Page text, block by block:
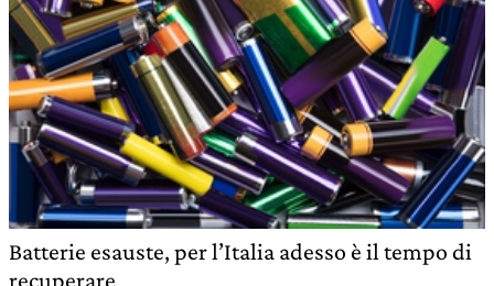
Batterie esauste, per l’Italia adesso è il tempo di
recuperare